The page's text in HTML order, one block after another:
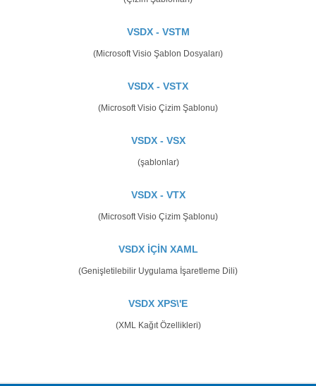
VSDX - VSTM
(Microsoft Visio Şablon Dosyaları)
VSDX - VSTX
(Microsoft Visio Çizim Şablonu)
VSDX - VSX
(şablonlar)
VSDX - VTX
(Microsoft Visio Çizim Şablonu)
VSDX İÇİN XAML
(Genişletilebilir Uygulama İşaretleme Dili)
VSDX XPS\'E
(XML Kağıt Özellikleri)